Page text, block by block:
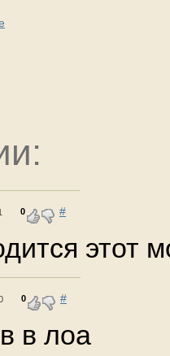
0 #
этот
0 #
в лоа